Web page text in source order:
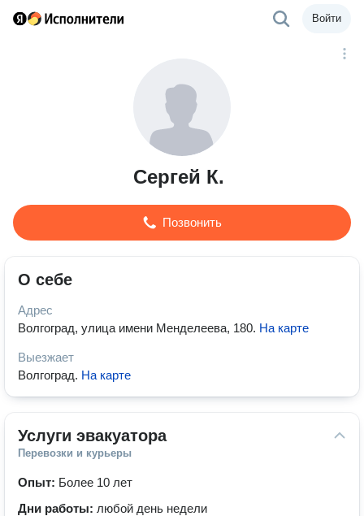
Войти
Сергей К.
Позвонить
О себе
Адрес
Волгоград, улица имени Менделеева, 180. На карте
Выезжает
Волгоград. На карте
Услуги эвакуатора
Перевозки и курьеры
Опыт: Более 10 лет
Дни работы: любой день недели